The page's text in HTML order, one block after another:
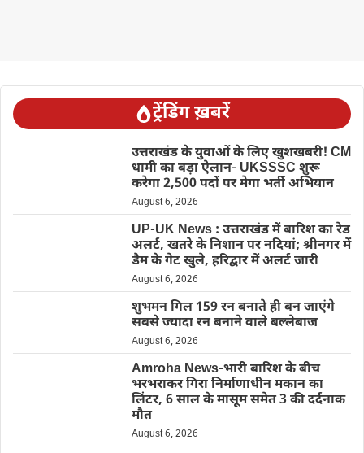
ट्रेंडिंग ख़बरें
उत्तराखंड के युवाओं के लिए खुशखबरी! CM
धामी का बड़ा ऐलान- UKSSSC शुरू
करेगा 2,500 पदों पर मेगा भर्ती अभियान
August 6, 2026
UP-UK News : उत्तराखंड में बारिश का रेड
अलर्ट, खतरे के निशान पर नदियां; श्रीनगर में
डैम के गेट खुले, हरिद्वार में अलर्ट जारी
August 6, 2026
शुभमन गिल 159 रन बनाते ही बन जाएंगे
सबसे ज्यादा रन बनाने वाले बल्लेबाज
August 6, 2026
Amroha News-भारी बारिश के बीच
भरभराकर गिरा निर्माणाधीन मकान का
लिंटर, 6 साल के मासूम समेत 3 की दर्दनाक
मौत
August 6, 2026